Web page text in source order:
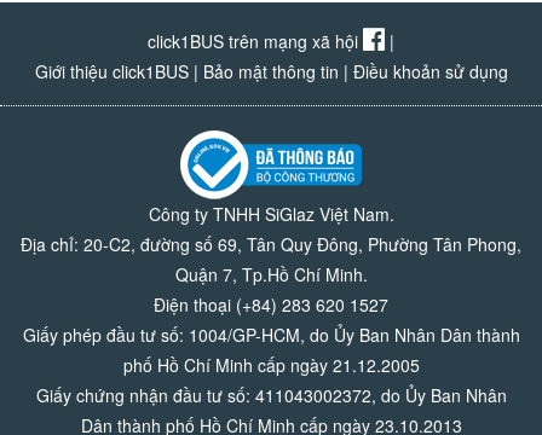
click1BUS trên mạng xã hội
|
Giới thiệu click1BUS| Bảo mật thông tin | Điều khoản sử dụng
Công ty TNHH SiGlaz Việt Nam.
Địa chỉ: 20-C2, đường số 69, Tân Quy Đông, Phường Tân Phong,
Quận 7, Tp.Hồ Chí Minh.
Điện thoại (+84) 283 620 1527
Giấy phép đầu tư số: 1004/GP-HCM, do Ủy Ban Nhân Dân thành
phố Hồ Chí Minh cấp ngày 21.12.2005
Giấy chứng nhận đầu tư số: 411043002372, do Ủy Ban Nhân
Dân thành phố Hồ Chí Minh cấp ngày 23.10.2013